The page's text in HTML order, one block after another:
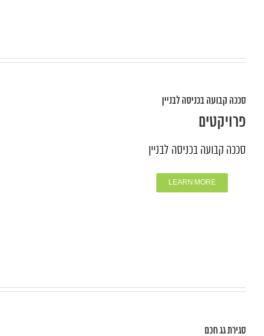
סככה קבועה בכניסה לבניין
פרויקטים
סככה קבועה בכניסה לבניין
LEARN MORE
סגירת גג חכם